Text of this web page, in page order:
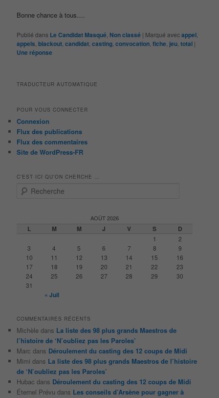
Bonne chance à tous….
Publié dans Le Candidat Masqué, Non classé | Marqué avecappel,
appels,blackout,candidat,casting,convocation,fiche, jeu,total |
Une réponse
TRADUCTEUR AUTOMATIQUE
POUR VOUS CONNECTER
Connexion
Flux des publications
Flux des commentaires
Site de WordPress-FR
C’EST ICI QU’ON CHERCHE …
AOÛT 2026
L M M J V S D
1
2
3
4 5 6 7 8
9
10
11 12 13 14 15
16
17
18 19 20 21 22
23
24
25 26 27 28 29
30
31
« Juil
COMMENTAIRES RÉCENTS
Michèle dans La liste des 98 plus grands Maestros de
l’histoire de ‘N’oubliez pas les Paroles’
Marc dans Déroulement du casting des 12 coups de Midi
Mimi dans La liste des 98 plus grands Maestros de l’histoire
de ‘N’oubliez pas les Paroles’
Hubac dans Déroulement du casting des 12 coups de Midi
Éternel Prévu dans Les conseils d’Arsène pour gagner à